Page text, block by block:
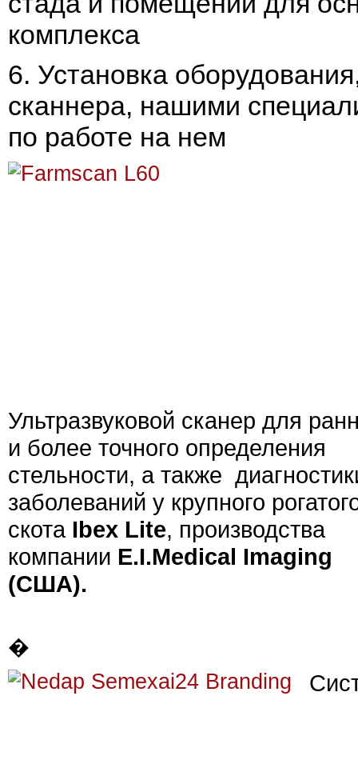
комплекса
6. Установка
сканнера, нашими
по работе на нем
Ультразвуковой сканер для
и более точного определения
стельности, а также
заболеваний у крупного
скота Ibex Lite, производства
компании E.I.Medical Imaging
(США).
�